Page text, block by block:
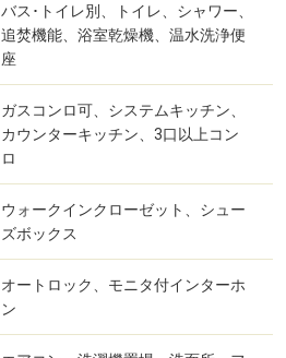
バス･トイレ別、トイレ、シャワー、
追焚機能、浴室乾燥機、温水洗浄便
座
ガスコンロ可、システムキッチン、
カウンターキッチン、3口以上コン
ロ
ウォークインクローゼット、シュー
ズボックス
オートロック、モニタ付インターホ
ン